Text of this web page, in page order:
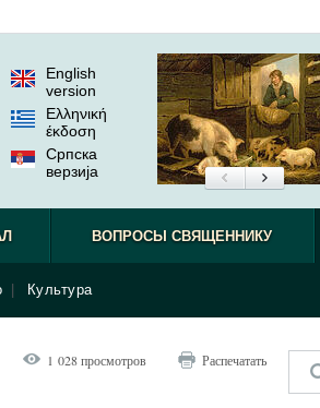
English
version
Ελληνική
έκδοση
Српска
верзиjа
ВОПРОСЫ СВЯЩЕННИКУ
Культура
1 028 просмотров Распечатать